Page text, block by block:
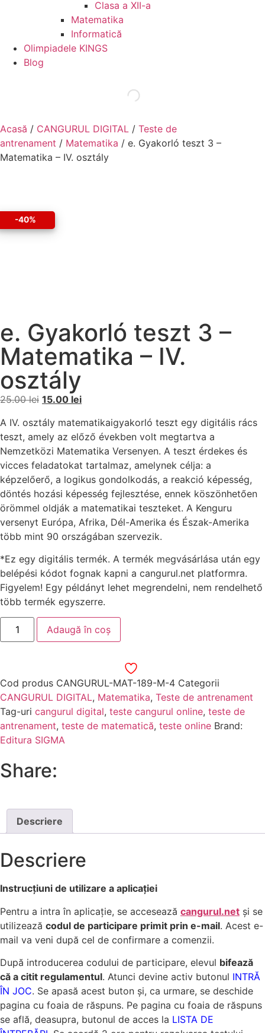
Clasa a XII-a
Matematika
Informatică
Olimpiadele KINGS
Blog
Acasă / CANGURUL DIGITAL / Teste de
antrenament / Matematika / e. Gyakorló teszt 3 –
Matematika – IV. osztály
-40%
e. Gyakorló teszt 3 –
Matematika – IV.
osztály
25.00lei 15.00 lei
A IV. osztály matematikaigyakorló teszt egy digitális rács
teszt, amely az előző években volt megtartva a
Nemzetközi Matematika Versenyen. A teszt érdekes és
vicces feladatokat tartalmaz, amelynek célja: a
képzelőerő, a logikus gondolkodás, a reakció képesség,
döntés hozási képesség fejlesztése, ennek köszönhetően
örömmel oldják a matematikai teszteket. A Kenguru
versenyt Európa, Afrika, Dél-Amerika és Észak-Amerika
több mint 90 országában szervezik.
*Ez egy digitális termék. A termék megvásárlása után egy
belépési kódot fognak kapni a cangurul.net platformra.
Figyelem! Egy példányt lehet megrendelni, nem rendelhető
több termék egyszerre.
Adaugă în coș
Cod produs CANGURUL-MAT-189-M-4 Categorii
CANGURUL DIGITAL, Matematika, Teste de antrenament
Tag-uri cangurul digital, teste cangurul online, teste de
antrenament, teste de matematică, teste online Brand:
Editura SIGMA
Share:
Descriere
Descriere
Instrucțiuni de utilizare a aplicației
Pentru a intra în aplicație, se accesează cangurul.net și se
utilizează codul de participare primit prin e-mail. Acest e-
mail va veni după cel de confirmare a comenzii.
După introducerea codului de participare, elevul bifează
că a citit regulamentul. Atunci devine activ butonul INTRĂ
ÎN JOC. Se apasă acest buton și, ca urmare, se deschide
pagina cu foaia de răspuns. Pe pagina cu foaia de răspuns
se află, deasupra, butonul de acces la LISTA DE